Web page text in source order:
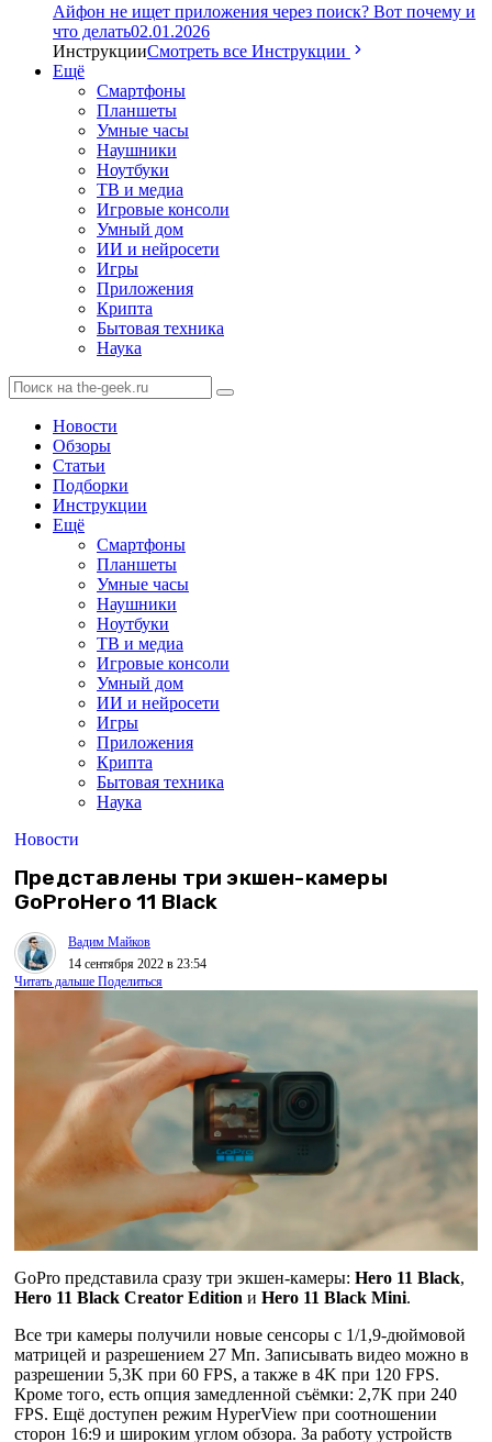
Айфон не ищет приложения через поиск? Вот почему и
что делать02.01.2026
ИнструкцииСмотреть все Инструкции
Ещё
Смартфоны
Планшеты
Умные часы
Наушники
Ноутбуки
ТВ и медиа
Игровые консоли
Умный дом
ИИ и нейросети
Игры
Приложения
Крипта
Бытовая техника
Наука
Новости
Обзоры
Статьи
Подборки
Инструкции
Ещё
Смартфоны
Планшеты
Умные часы
Наушники
Ноутбуки
ТВ и медиа
Игровые консоли
Умный дом
ИИ и нейросети
Игры
Приложения
Крипта
Бытовая техника
Наука
Новости
Представлены три экшен-камеры
GoProHero 11 Black
Вадим Майков
14 сентября 2022 в 23:54
Читать дальше Поделиться
GoPro представила сразу три экшен-камеры: Hero 11 Black,
Hero 11 Black Creator Edition и Hero 11 Black Mini.
Все три камеры получили новые сенсоры с 1/1,9-дюймовой
матрицей и разрешением 27 Мп. Записывать видео можно в
разрешении 5,3K при 60 FPS, а также в 4K при 120 FPS.
Кроме того, есть опция замедленной съёмки: 2,7K при 240
FPS. Ещё доступен режим HyperView при соотношении
сторон 16:9 и широким углом обзора. За работу устройств